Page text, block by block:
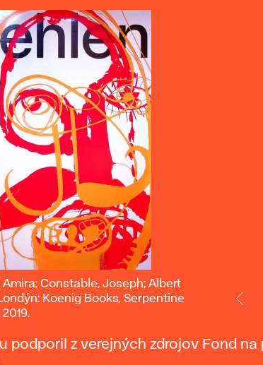
Amira; Constable, Joseph; Albert
Koenig Books, Serpentine
podporil z verejných zdrojov Fond na